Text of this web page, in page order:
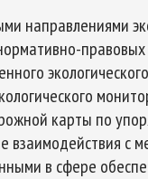
направлениями
карты по
взаимодействия с
в сфере